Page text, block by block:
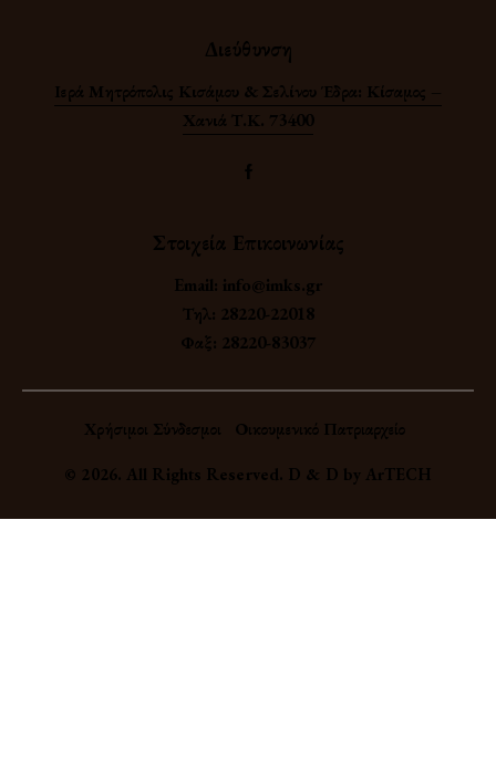
Διεύθυνση
Ιερά Μητρόπολις Κισάμου & Σελίνου Έδρα: Κίσαμος –
Χανιά Τ.Κ. 73400
Στοιχεία Επικοινωνίας
Email: info@imks.gr
Τηλ: 28220-22018
Φαξ: 28220-83037
Χρήσιμοι Σύνδεσμοι Οικουμενικό Πατριαρχείο
© 2026. All Rights Reserved. D & D by ArTECH